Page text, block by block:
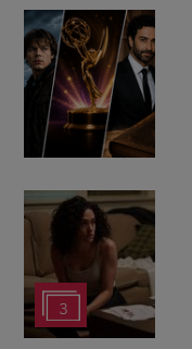
3